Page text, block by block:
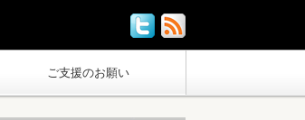
ご支援のお願い